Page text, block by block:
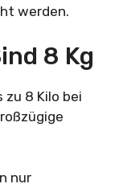
werden.
8 Kg
8 Kilo bei
nur